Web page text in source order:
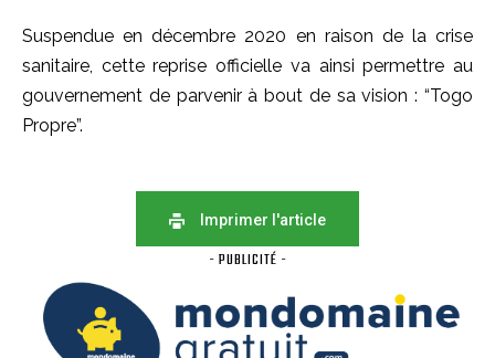
Suspendue en décembre 2020 en raison de la crise
sanitaire, cette reprise officielle va ainsi permettre au
gouvernement de parvenir à bout de sa vision : “Togo
Propre”.
Imprimer l'article
- PUBLICITÉ -